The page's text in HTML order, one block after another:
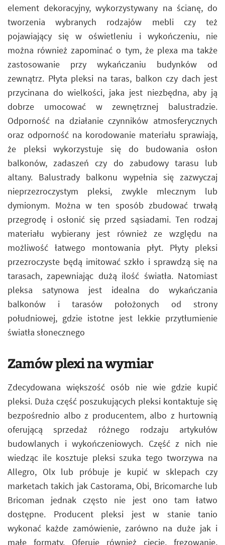
element dekoracyjny, wykorzystywany na ścianę, do
tworzenia wybranych rodzajów mebli czy też
pojawiający się w oświetleniu i wykończeniu, nie
można również zapominać o tym, że plexa ma także
zastosowanie przy wykańczaniu budynków od
zewnątrz. Płyta pleksi na taras, balkon czy dach jest
przycinana do wielkości, jaka jest niezbędna, aby ją
dobrze umocować w zewnętrznej balustradzie.
Odporność na działanie czynników atmosferycznych
oraz odporność na korodowanie materiału sprawiają,
że pleksi wykorzystuje się do budowania osłon
balkonów, zadaszeń czy do zabudowy tarasu lub
altany. Balustrady balkonu wypełnia się zazwyczaj
nieprzezroczystym pleksi, zwykle mlecznym lub
dymionym. Można w ten sposób zbudować trwałą
przegrodę i osłonić się przed sąsiadami. Ten rodzaj
materiału wybierany jest również ze względu na
możliwość łatwego montowania płyt. Płyty pleksi
przezroczyste będą imitować szkło i sprawdzą się na
tarasach, zapewniając dużą ilość światła. Natomiast
pleksa satynowa jest idealna do wykańczania
balkonów i tarasów położonych od strony
południowej, gdzie istotne jest lekkie przytłumienie
światła słonecznego
Zamów plexi na wymiar
Zdecydowana większość osób nie wie gdzie kupić
pleksi. Duża część poszukujących pleksi kontaktuje się
bezpośrednio albo z producentem, albo z hurtownią
oferującą sprzedaż różnego rodzaju artykułów
budowlanych i wykończeniowych. Część z nich nie
wiedząc ile kosztuje pleksi szuka tego tworzywa na
Allegro, Olx lub próbuje je kupić w sklepach czy
marketach takich jak Castorama, Obi, Bricomarche lub
Bricoman jednak często nie jest ono tam łatwo
dostępne. Producent pleksi jest w stanie tanio
wykonać każde zamówienie, zarówno na duże jak i
małe formaty. Oferuje również cięcie, frezowanie,